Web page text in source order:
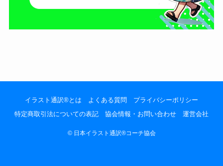
イラスト通訳®とは よくある質問
プライバシーポリシー
特定商取引法についての表記
協会情報・お問い合わせ 運営会社
©日本イラスト通訳®️コーチ協会